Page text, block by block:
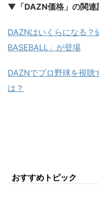
▼「DAZN価格」の関連
DAZNはいくらになる？
BASEBALL」が登場
DAZNでプロ野球を視聴
は？
おすすめトピック